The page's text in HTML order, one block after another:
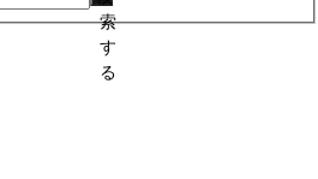
索
す
る